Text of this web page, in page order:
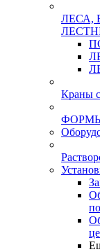
ЛЕСА,
Краны
ФОРМЫ